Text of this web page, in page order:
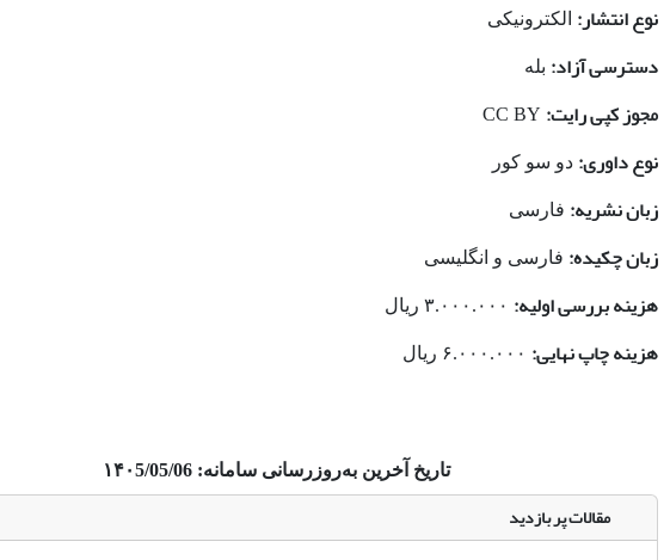
نوع انتشار: الکترونیکی
دسترسی آزاد: بله
مجوز کپی رایت:
نوع داوری: دو سو کور
زبان نشریه: فارسی
زبان چکیده: فارسی و انگلیسی
هزینه بررسی اولیه:
هزینه چاپ نهایی:
تاریخ آخرین به‌روزرسانی سامانه: ۱۴۰5/05/06
مقالات پر بازدید